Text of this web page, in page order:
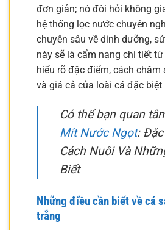
đơn giản; nó đòi hỏi không
hệ thống lọc nước chuyên
chuyên sâu về dinh dưỡng,
này sẽ là cẩm nang chi tiết từ
hiểu rõ đặc điểm, cách chăm
và giá cả của loài cá đặc biệt
Có thể bạn quan
Mít Nước Ngọt:
Cách Nuôi Và
Biết
Những điều cần biết về cá
trắng